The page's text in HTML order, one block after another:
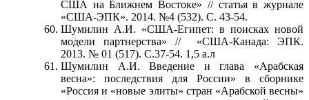
США на Ближнем Востоке» // статья в журнале
«США-ЭПК». 2014. №4 (532). С. 43-54.
Шумилин А.И. «США-Египет: в поисках новой
модели партнерства» // «США-Канада: ЭПК.
2013. № 01 (517). С.37-54. 1,5 а.л
Шумилин А.И. Введение и глава «Арабская
весна»: последствия для России» в сборнике
«Россия и «новые элиты» стран «Арабской весны»